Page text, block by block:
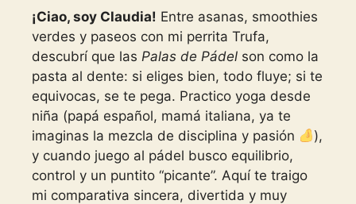
¡Ciao, soy Claudia! Entre asanas, smoothies
verdes y paseos con mi perrita Trufa,
descubrí que las Palas de Pádel son como la
pasta al dente: si eliges bien, todo fluye; si te
equivocas, se te pega. Practico yoga desde
niña (papá español, mamá italiana, ya te
imaginas la mezcla de disciplina y pasión
),
y cuando juego al pádel busco equilibrio,
control y un puntito “picante”. Aquí te traigo
mi comparativa sincera, divertida y muy